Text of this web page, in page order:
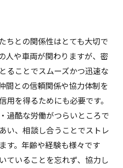
ちとの関係性はとても大切で
人や車両が関わりますが、密
ることでスムーズかつ迅速な
間との信頼関係や協力体制を
を得るためにも必要です。
過酷な労働がつらいところで
い、相談し合うことでストレ
す。年齢や経験も様々です
ていることを忘れず、協力し